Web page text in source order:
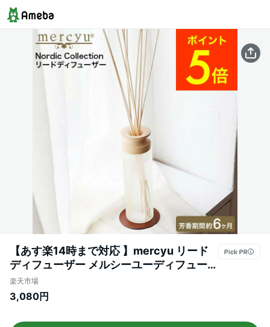
【あす楽14時まで対応 】mercyu リード
ディフューザー メルシーユーディフューザ
ー ライトサボン Nordic Collection MRU-
80 送料無料 / 6ヶ月 スティック アロマデ
ランス 芳香 香り シンプル おしゃれ 誕生日
楽天市場
3,080円